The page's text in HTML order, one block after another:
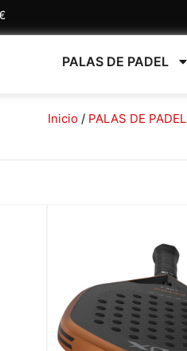
PALAS DE PADEL
Inicio / PALAS DE PADEL